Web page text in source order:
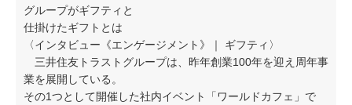
グループがギフティと
仕掛けたギフトとは
〈インタビュー《エンゲージメント》｜ ギフティ〉
三井住友トラストグループは、昨年創業100年を迎え周年事
業を展開している。
その1つとして開催した社内イベント「ワールドカフェ」で